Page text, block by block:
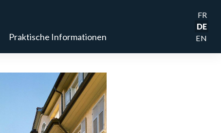
Praktische Informationen
FR
DE
EN